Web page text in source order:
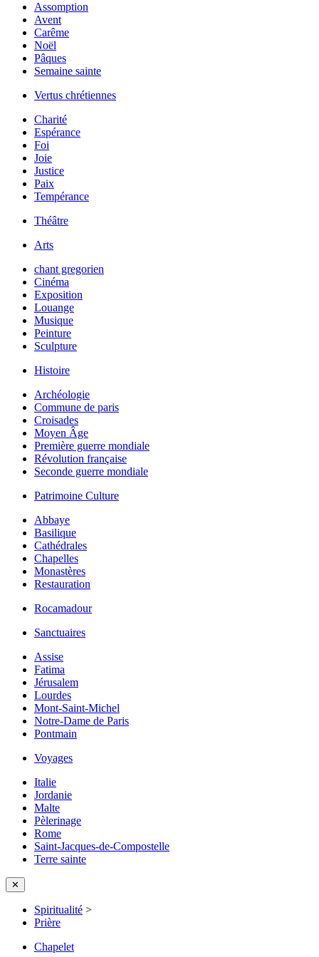
Assomption
Avent
Carême
Noël
Pâques
Semaine sainte
Vertus chrétiennes
Charité
Espérance
Foi
Joie
Justice
Paix
Tempérance
Théâtre
Arts
chant gregorien
Cinéma
Exposition
Louange
Musique
Peinture
Sculpture
Histoire
Archéologie
Commune de paris
Croisades
Moyen Âge
Première guerre mondiale
Révolution française
Seconde guerre mondiale
Patrimoine Culture
Abbaye
Basilique
Cathédrales
Chapelles
Monastères
Restauration
Rocamadour
Sanctuaires
Assise
Fatima
Jérusalem
Lourdes
Mont-Saint-Michel
Notre-Dame de Paris
Pontmain
Voyages
Italie
Jordanie
Malte
Pèlerinage
Rome
Saint-Jacques-de-Compostelle
Terre sainte
✕
Spiritualité >
Prière
Chapelet